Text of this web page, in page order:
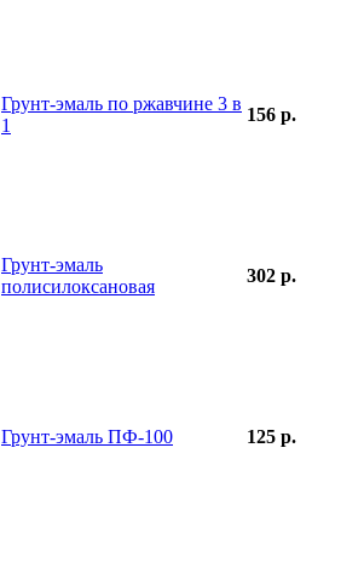
Грунт-эмаль по ржавчине 3 в
1
156 р.
Грунт-эмаль
полисилоксановая
302 р.
Грунт-эмаль ПФ-100 125 р.